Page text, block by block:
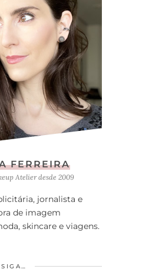
FERREIRA
Atelier desde 2009
jornalista e
de imagem
skincare e viagens.
SIGA…